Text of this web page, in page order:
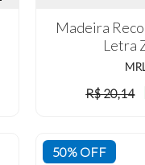
Madeira
Letra
R$ 20,14
50% OFF